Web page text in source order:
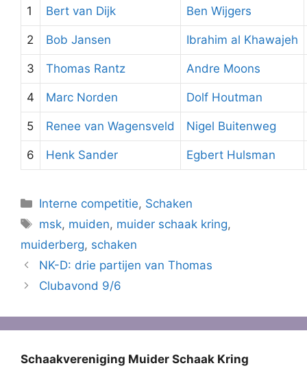
1 Bert van Dijk Ben Wijgers
2 Bob Jansen Ibrahim al Khawajeh
3 Thomas Rantz Andre Moons
4 Marc Norden Dolf Houtman
5 Renee van Wagensveld Nigel Buitenweg
6 Henk Sander Egbert Hulsman
Categorieën
Interne competitie, Schaken
Tags
msk, muiden, muider schaak kring,
muiderberg, schaken
NK-D: drie partijen van Thomas
Clubavond 9/6
Schaakvereniging Muider Schaak Kring